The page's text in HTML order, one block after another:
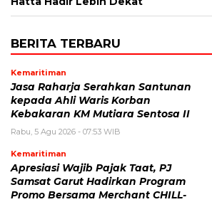
BERITA TERBARU
Kemaritiman
Jasa Raharja Serahkan Santunan
kepada Ahli Waris Korban
Kebakaran KM Mutiara Sentosa II
Rabu, 5 Agu 2026 - 07:53 WIB
Kemaritiman
Apresiasi Wajib Pajak Taat, PJ
Samsat Garut Hadirkan Program
Promo Bersama Merchant CHILL-